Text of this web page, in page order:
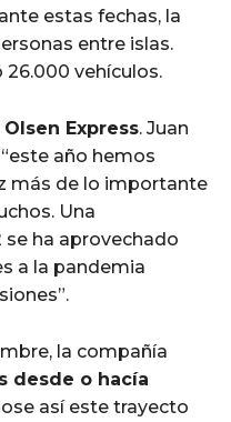
estas fechas, la
entre islas.
26.000 vehículos.
Express. Juan
año hemos
más de lo importante
Una
ha aprovechado
a la pandemia
la compañía
desde o hacía
así este trayecto